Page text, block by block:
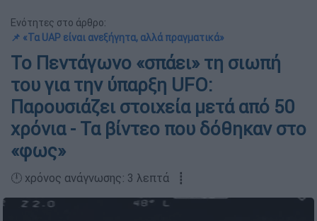
Ενότητες στο άρθρο:
📌 «Τα UAP είναι ανεξήγητα, αλλά πραγματικά»
Το Πεντάγωνο «σπάει» τη σιωπή
του για την ύπαρξη UFO:
Παρουσιάζει στοιχεία μετά από 50
χρόνια - Τα βίντεο που δόθηκαν στο
«φως»
🕛 χρόνος ανάγνωσης: 3 λεπτά ┋